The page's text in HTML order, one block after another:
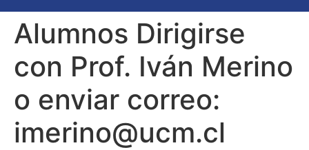
Alumnos Dirigirse
con Prof. Iván Merino
o enviar correo:
imerino@ucm.cl